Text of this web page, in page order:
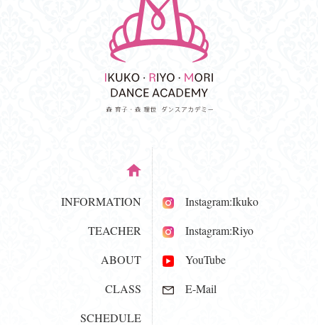
INFORMATION
TEACHER
ABOUT
CLASS
SCHEDULE
Instagram:Ikuko
Instagram:Riyo
YouTube
E-Mail